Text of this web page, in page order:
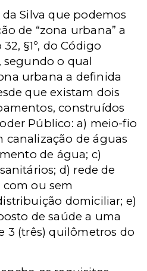
Silva que podemos
de “zona urbana” a
§1º, do Código
o qual
urbana a definida
que existam dois
construídos
Público: a) meio-fio
canalização de águas
de água; c)
d) rede de
ou sem
domiciliar; e)
de saúde a uma
3 (três) quilômetros do